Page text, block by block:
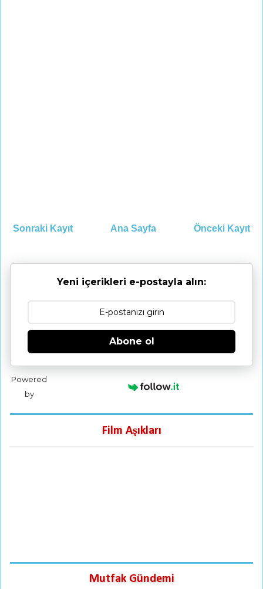
Sonraki Kayıt Önceki Kayıt
Ana Sayfa
Yeni içerikleri e-postayla alın:
Abone ol
Powered
by
Film Aşıkları
Mutfak Gündemi